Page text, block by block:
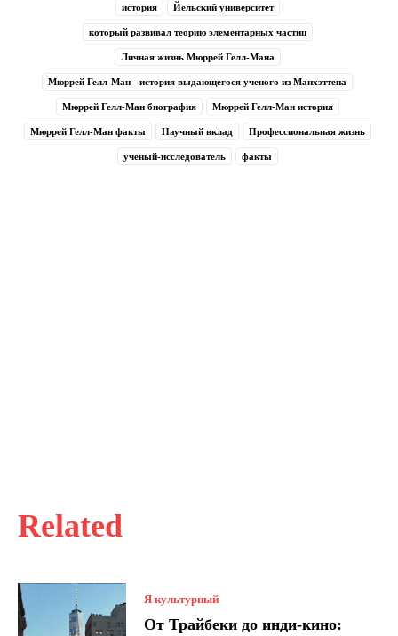
Related
Я культурный
От Трайбеки до инди-кино:
история Йельский университет
который развивал теорию элементарных частиц
Личная жизнь Мюррей Гелл-Мана
Мюррей Гелл-Ман - история выдающегося ученого из Манхэттена
Мюррей Гелл-Ман биография Мюррей Гелл-Ман история
Мюррей Гелл-Ман факты Научный вклад Профессиональная жизнь
ученый-исследователь факты